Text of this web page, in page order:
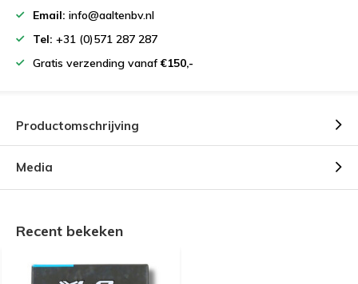
Email: info@aaltenbv.nl
Tel: +31 (0)571 287 287
Gratis verzending vanaf€150,-
Productomschrijving
Media
Recent bekeken